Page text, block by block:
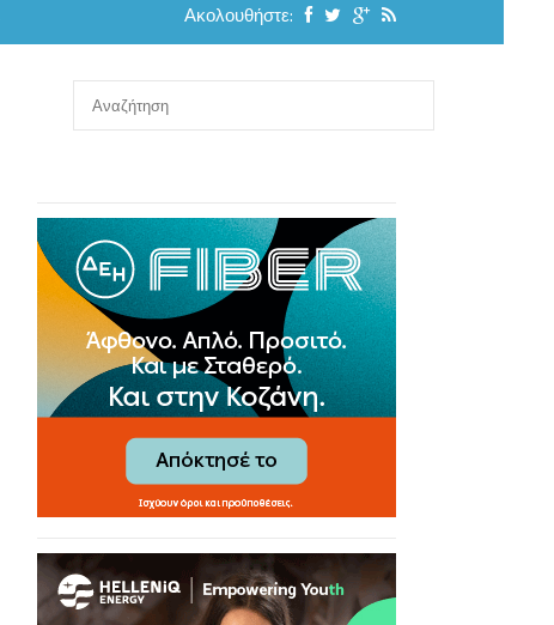
Ακολουθήστε: